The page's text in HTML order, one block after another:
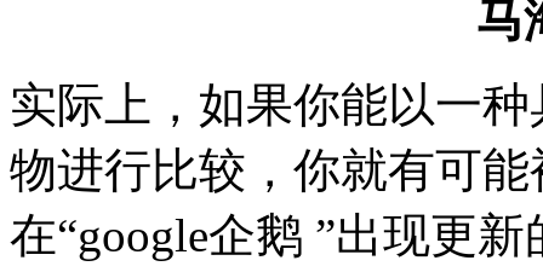
实际上，如果你能以一
物进行比较，你就有可
在“google企鹅 ”出现更